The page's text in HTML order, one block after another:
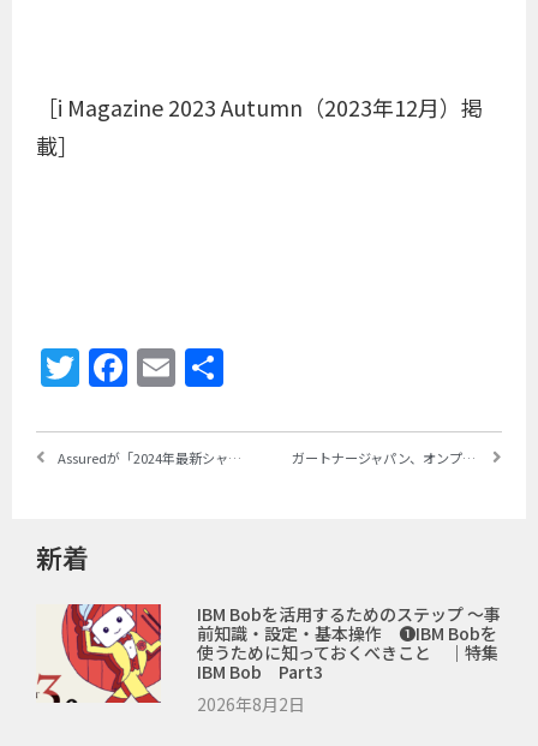
［i Magazine 2023 Autumn（2023年12月）掲
載］
Twitter
Facebook
Email
Assuredが「2024年最新シャドーIT対策実態調査レポート」の結果を公開 ～回答企業の6割以上がシャドーIT対策を実施していない ガートナージャパン、オンプレミスに関する最新の展望を発表 ～2027年までに大企業の70％が現状維持とコスト削減を主目的とするオンプレミス・インフラを廃止
新着
IBM Bobを活用するためのステップ ～事
前知識・設定・基本操作 ❶IBM Bobを
使うために知っておくべきこと ｜特集
IBM Bob Part3
2026年8月2日